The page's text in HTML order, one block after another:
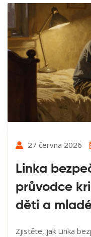
27 června 2026
Linka
průvodce
děti a
Zjistěte, jak Linka